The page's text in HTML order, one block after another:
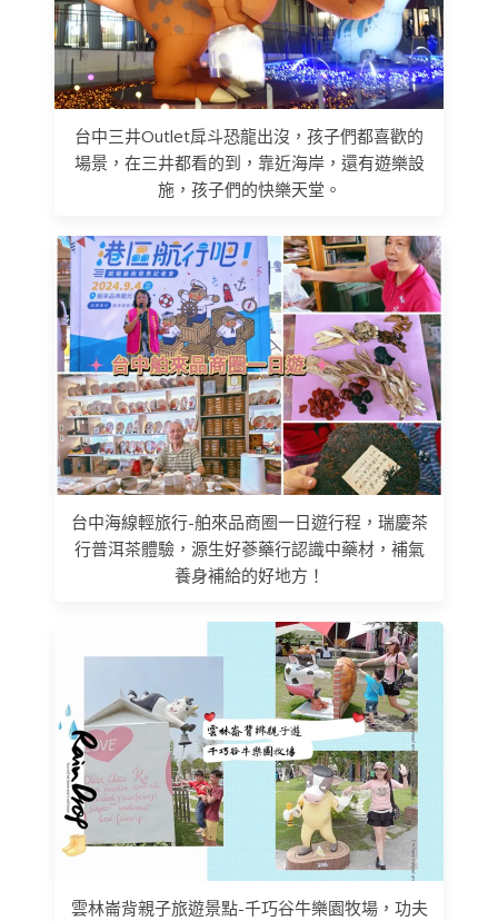
台中三井Outlet戽斗恐龍出沒，孩子們都喜歡的
場景，在三井都看的到，靠近海岸，還有遊樂設
施，孩子們的快樂天堂。
台中海線輕旅行-舶來品商圈一日遊行程，瑞慶茶
行普洱茶體驗，源生好蔘藥行認識中藥材，補氣
養身補給的好地方！
雲林崙背親子旅遊景點-千巧谷牛樂園牧場，功夫